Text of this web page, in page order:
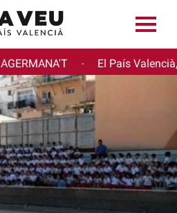
· El País